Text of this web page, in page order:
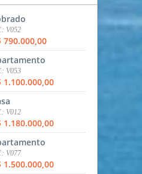
V052
790.000,00
V053
1.100.000,00
V012
1.180.000,00
V077
1.500.000,00